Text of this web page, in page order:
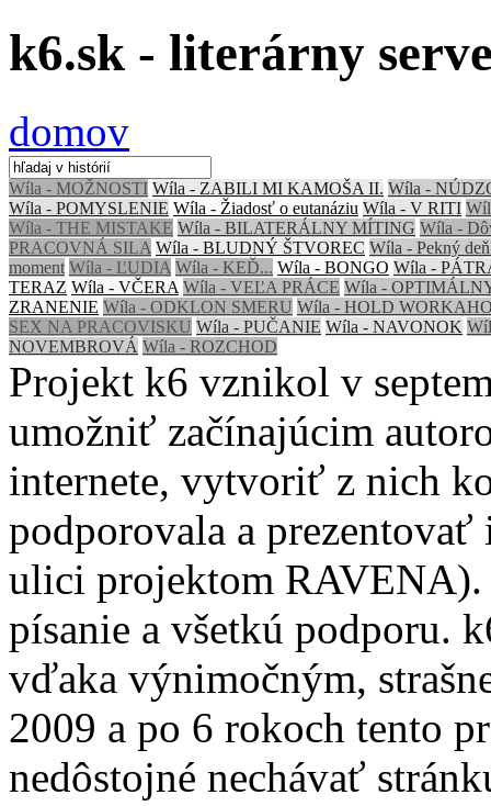
k6.sk - literárny
domov
Wíla - MOŽNOSTI Wíla - ZABILI MI KAMOŠA II. Wíla -
Wíla - POMYSLENIE Wíla - Žiadosť o eutanáziu Wíla - V RITI
Wíla - THE MISTAKE Wíla - BILATERÁLNY MÍTING Wíla -
PRACOVNÁ SILA Wíla - BLUDNÝ ŠTVOREC Wíla - Pekný
moment Wíla - ĽUDIA Wíla - KEĎ... Wíla - BONGO Wíla -
TERAZ Wíla - VČERA Wíla - VEĽA PRÁCE Wíla -
ZRANENIE Wíla - ODKLON SMERU Wíla - HOLD
SEX NA PRACOVISKU Wíla - PUČANIE Wíla - NAVONOK
NOVEMBROVÁ Wíla - ROZCHOD
Projekt k6 vznikol v
umožniť začínajúcim
internete, vytvoriť z nich
podporovala a
ulici projektom RAVENA).
písanie a všetkú podporu.
vďaka výnimočným,
2009 a po 6 rokoch tento
nedôstojné nechávať